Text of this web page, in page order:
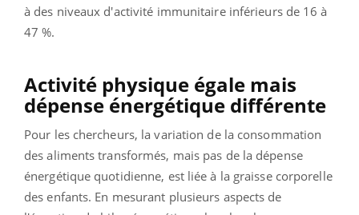
à des niveaux d'activité immunitaire inférieurs de 16 à
47 %.
Activité physique égale mais
dépense énergétique différente
Pour les chercheurs, la variation de la consommation
des aliments transformés, mais pas de la dépense
énergétique quotidienne, est liée à la graisse corporelle
des enfants. En mesurant plusieurs aspects de